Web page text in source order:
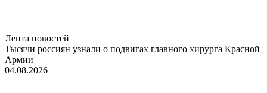
Лента новостей
Тысячи россиян узнали о подвигах главного хирурга Красной
Армии
04.08.2026